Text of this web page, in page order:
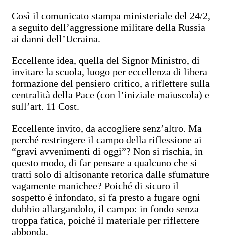
Così il comunicato stampa ministeriale del 24/2,
a seguito dell’aggressione militare della Russia
ai danni dell’Ucraina.
Eccellente idea, quella del Signor Ministro, di
invitare la scuola, luogo per eccellenza di libera
formazione del pensiero critico, a riflettere sulla
centralità della Pace (con l’iniziale maiuscola) e
sull’art. 11 Cost.
Eccellente invito, da accogliere senz’altro. Ma
perché restringere il campo della riflessione ai
“gravi avvenimenti di oggi”? Non si rischia, in
questo modo, di far pensare a qualcuno che si
tratti solo di altisonante retorica dalle sfumature
vagamente manichee? Poiché di sicuro il
sospetto è infondato, si fa presto a fugare ogni
dubbio allargandolo, il campo: in fondo senza
troppa fatica, poiché il materiale per riflettere
abbonda.